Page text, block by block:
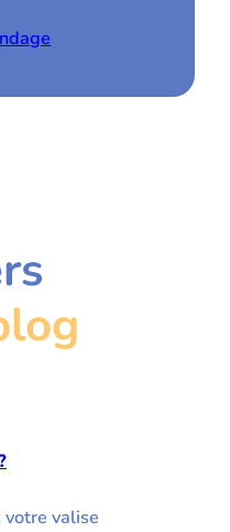
votre valise